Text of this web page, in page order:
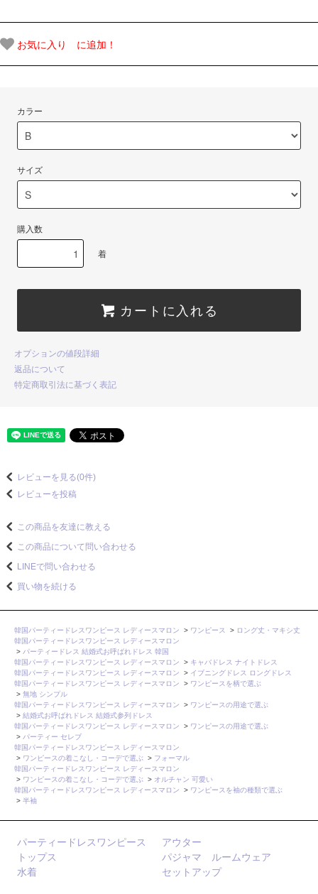
お気に入り に追加！
カラー
サイズ
購入数
着
カートに入れる
オプションの値段詳細
返品について
特定商取引法に基づく表記
レビューを見る(0件)
レビューを投稿
この商品を友達に教える
この商品について問い合わせる
LINEで問い合わせる
買い物を続ける
韓国パーティードレスワンピース レディースマロン > ワンピース > ロング丈・マキシ丈
韓国パーティードレスワンピース レディースマロン
> パーティードレス 結婚式お呼ばれドレス 韓国
韓国パーティードレスワンピース レディースマロン
> キャバドレス ナイトドレス
韓国パーティードレスワンピース レディースマロン
> イブニングドレス ロングドレス
韓国パーティードレスワンピース レディースマロン
> ワンピースを柄で選ぶ
> 無地 シンプル
韓国パーティードレスワンピース レディースマロン
> ワンピースの用途で選ぶ
> 結婚式お呼ばれドレス 結婚式参列ドレス
韓国パーティードレスワンピース レディースマロン
> ワンピースの用途で選ぶ
> パーティー セレブ
韓国パーティードレスワンピース レディースマロン
> ワンピースの着こなし・コーデで選ぶ > フォーマル
韓国パーティードレスワンピース レディースマロン
> ワンピースの着こなし・コーデで選ぶ > オルチャン 可愛い
韓国パーティードレスワンピース レディースマロン
> ワンピースを袖の種類で選ぶ
> 半袖
パーティードレスワンピース
アウター
トップス
パジャマ ルームウェア
水着
セットアップ